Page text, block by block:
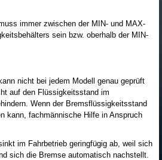
immer zwischen der MIN- und MAX-
sein bzw. oberhalb der MIN-
nicht bei jedem Modell genau geprüft
auf den Flüssigkeitsstand im
Wenn der Bremsflüssigkeitsstand
kann, fachmännische Hilfe in Anspruch
im Fahrbetrieb geringfügig ab, weil sich
sich die Bremse automatisch nachstellt.